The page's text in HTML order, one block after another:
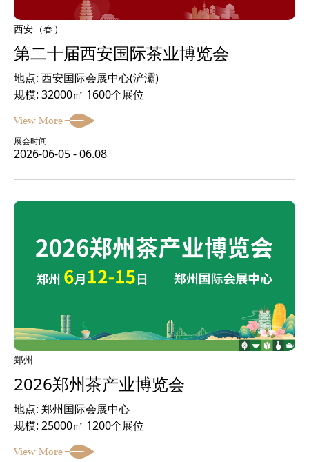
西安（春）
第二十届西安国际茶业博览会
地点: 西安国际会展中心(浐灞)
规模: 32000㎡ 1600个展位
View More
展会时间
2026-06-05 - 06.08
郑州
2026郑州茶产业博览会
地点: 郑州国际会展中心
规模: 25000㎡ 1200个展位
View More